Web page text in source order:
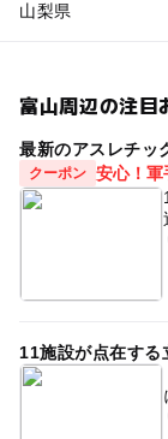
山梨県
富山周辺の注目
最新のアスレチッ
クーポン 安心！軍
11施設が点在する